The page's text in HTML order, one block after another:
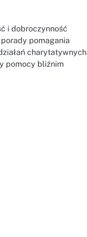
i dobroczynność
pomagania
charytatywnych
pomocy bliźnim